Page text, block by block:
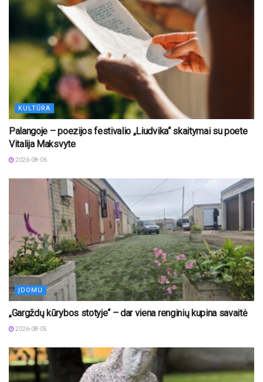
KULTŪRA
Palangoje – poezijos festivalio „Liudvika“ skaitymai su poete
Vitalija Maksvyte
2026-08-06
ĮDOMU
„Gargždų kūrybos stotyje“ – dar viena renginių kupina savaitė
2026-08-05